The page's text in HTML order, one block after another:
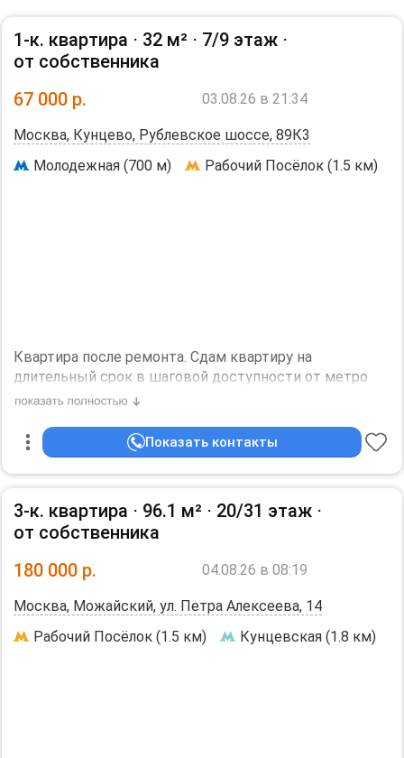
Дополнительная информация:
Холодильник, Стиральная машина, Телевизор,
Необходим залог, 60000 р.
1-к. квартира ⋅ 32 м² ⋅ 7/9 этаж ⋅
от собственника
67 000 р. 03.08.26 в 21:34
Москва, Кунцево, Рублевское шоссе, 89К3
Молодежная (700 м)
Рабочий Посёлок (1.5 км)
Квартира после ремонта. Сдам квартиру на
длительный срок в шаговой доступности от метро
Молодежная, порядочным и чистоплотным жильцам.в
без животных . Всё необходимое есть для
комфортного проживания.. Всё подробности по
телефону
Холодильник, Стиральная машина, Кондиционер,
Телевизор. Евроремонт.
Показать контакты
3-к. квартира ⋅ 96.1 м² ⋅ 20/31 этаж ⋅
от собственника
180 000 р. 04.08.26 в 08:19
Москва, Можайский, ул. Петра Алексеева, 14
Рабочий Посёлок (1.5 км)
Кунцевская (1.8 км)